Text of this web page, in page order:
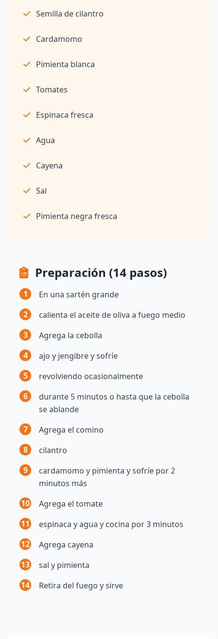
Semilla de cilantro
Cardamomo
Pimienta blanca
Tomates
Espinaca fresca
Agua
Cayena
Sal
Pimienta negra fresca
Preparación (14 pasos)
1
En una sartén grande
2
calienta el aceite de oliva a fuego medio
3
Agrega la cebolla
4
ajo y jengibre y sofríe
5
revolviendo ocasionalmente
6
durante 5 minutos o hasta que la cebolla
se ablande
7
Agrega el comino
8
cilantro
9
cardamomo y pimienta y sofríe por 2
minutos más
10
Agrega el tomate
11
espinaca y agua y cocina por 3 minutos
12
Agrega cayena
13
sal y pimienta
14
Retira del fuego y sirve